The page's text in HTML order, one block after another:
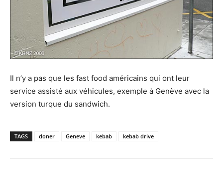
Il n’y a pas que les fast food américains qui ont leur
service assisté aux véhicules, exemple à Genève avec la
version turque du sandwich.
TAGS doner Geneve kebab kebab drive